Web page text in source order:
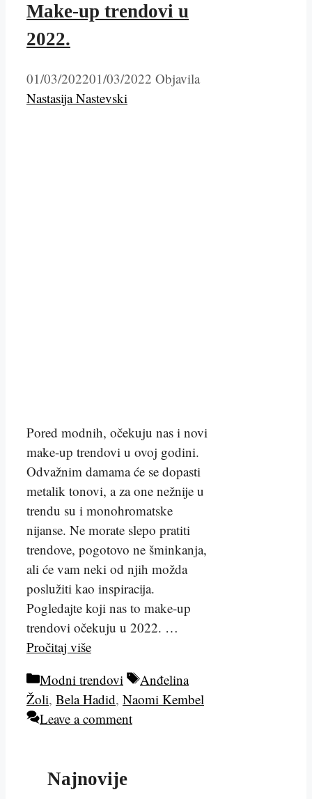
Make-up trendovi u
2022.
01/03/202201/03/2022 Objavila
Nastasija Nastevski
Pored modnih, očekuju nas i novi
make-up trendovi u ovoj godini.
Odvažnim damama će se dopasti
metalik tonovi, a za one nežnije u
trendu su i monohromatske
nijanse. Ne morate slepo pratiti
trendove, pogotovo ne šminkanja,
ali će vam neki od njih možda
poslužiti kao inspiracija.
Pogledajte koji nas to make-up
trendovi očekuju u 2022. …
Pročitaj više
Kategorije
Modni trendovi Tags
Anđelina
Žoli, Bela Hadid, Naomi Kembel
Leave a comment
Najnovije